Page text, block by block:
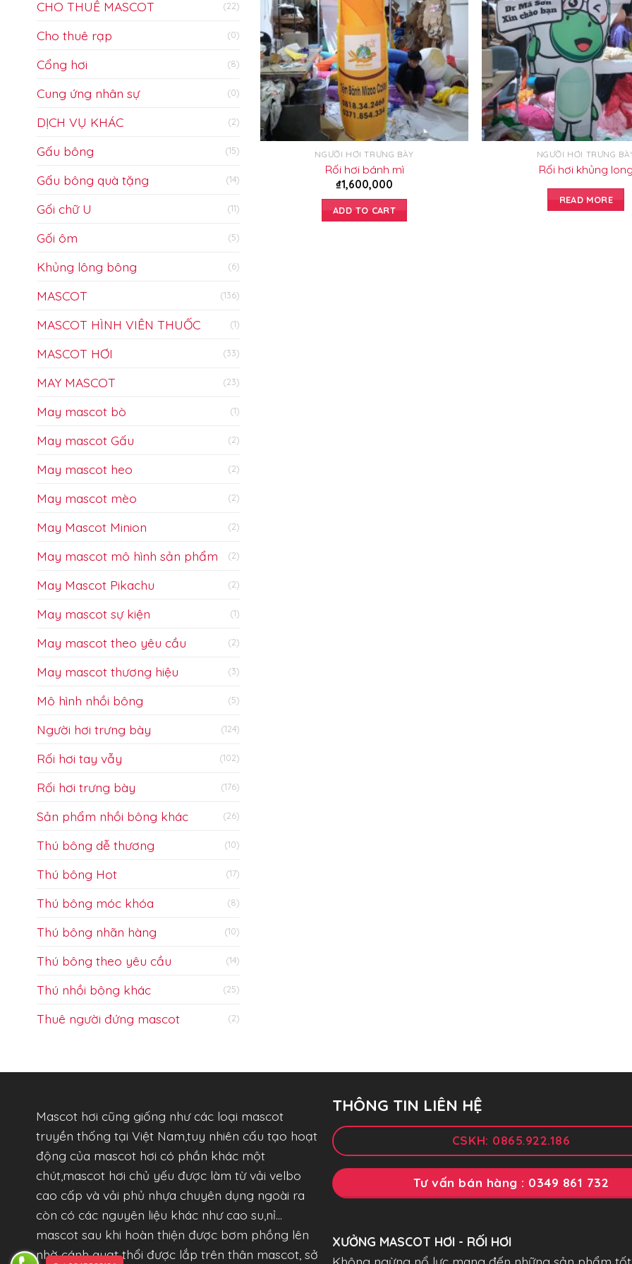
CHO THUÊ MASCOT (22)
Cho thuê rạp (0)
Cổng hơi (8)
Cung ứng nhân sự (0)
DỊCH VỤ KHÁC (2)
Gấu bông (15)
Gấu bông quà tặng (14)
Gối chữ U (11)
Gối ôm (5)
Khủng lông bông (6)
MASCOT (136)
MASCOT HÌNH VIÊN THUỐC (1)
MASCOT HƠI (33)
MAY MASCOT (23)
May mascot bò (1)
May mascot Gấu (2)
May mascot heo (2)
May mascot mèo (2)
May Mascot Minion (2)
May mascot mô hình sản phẩm (2)
May Mascot Pikachu (2)
May mascot sự kiện (1)
May mascot theo yêu cầu (2)
May mascot thương hiệu (3)
Mô hình nhồi bông (5)
Người hơi trưng bày (124)
Rối hơi tay vẫy (102)
Rối hơi trưng bày (176)
Sản phẩm nhồi bông khác (26)
Thú bông dễ thương (10)
Thú bông Hot (17)
Thú bông móc khóa (8)
Thú bông nhãn hàng (10)
Thú bông theo yêu cầu (14)
Thú nhồi bông khác (25)
Thuê người đứng mascot (2)
NGƯỜI HƠI TRƯNG BÀY
Rối hơi bánh mì
₫1,600,000
ADD TO CART
NGƯỜI HƠI TRƯNG
Rối hơi khủng
READ MORE
Mascot hơi cũng giống như các loại mascot
truyền thống tại Việt Nam,tuy nhiên cấu tạo hoạt
động của mascot hơi có phần khác một
chút,mascot hơi chủ yếu được làm từ vải velbo
cao cấp và vải phủ nhựa chuyên dụng ngoài ra
còn có các nguyên liệu khác như cao su,nỉ…
mascot sau khi hoàn thiện được bơm phồng lên
nhờ cánh quạt thổi được lắp trên thân mascot, sở
THÔNG TIN LIÊN HỆ
CSKH: 0865.922.186
Tư vấn bán hàng : 0349 861 732
XƯỞNG MASCOT HƠI - RỐI HƠI